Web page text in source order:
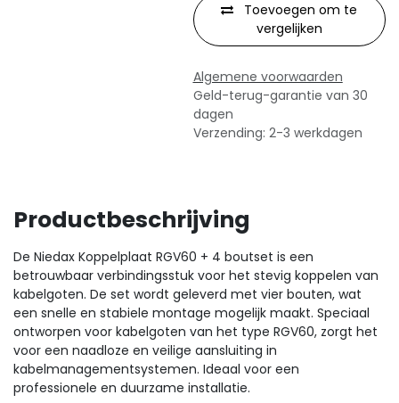
Toevoegen om te
vergelijken
Algemene voorwaarden
Geld-terug-garantie van 30
dagen
Verzending: 2-3 werkdagen
Productbeschrijving
De Niedax Koppelplaat RGV60 + 4 boutset is een
betrouwbaar verbindingsstuk voor het stevig koppelen van
kabelgoten. De set wordt geleverd met vier bouten, wat
een snelle en stabiele montage mogelijk maakt. Speciaal
ontworpen voor kabelgoten van het type RGV60, zorgt het
voor een naadloze en veilige aansluiting in
kabelmanagementsystemen. Ideaal voor een
professionele en duurzame installatie.